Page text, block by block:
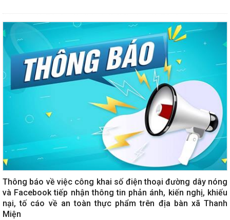
Thông báo về việc công khai số điện thoại đường dây nóng
và Facebook tiếp nhận thông tin phản ánh, kiến nghị, khiếu
nại, tố cáo về an toàn thực phẩm trên địa bàn xã Thanh
Miện